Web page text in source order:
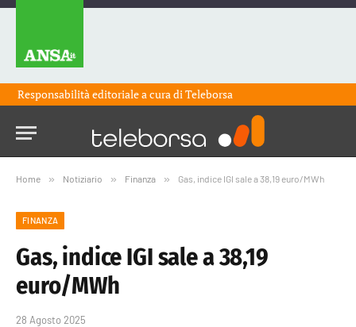
Responsabilità editoriale a cura diTeleborsa
Home » Notiziario » Finanza » Gas, indice IGI sale a 38,19 euro/MWh
FINANZA
Gas, indice IGI sale a 38,19
euro/MWh
28 Agosto 2025